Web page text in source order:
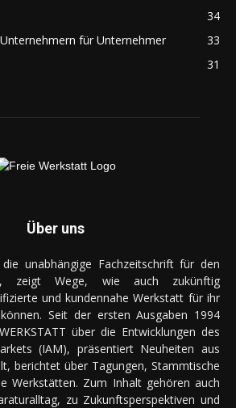
34
für Unternehmer
33
31
Über uns
die unabhängige Fachzeitschrift für den
zeigt Wege, wie auch zukünftig
und kundennahe Werkstatt für ihr
Seit der ersten Ausgaben 1994
über die Entwicklungen des
(IAM), präsentiert Neuheiten aus
berichtet über Tagungen, Stammtische
Werkstätten. Zum Inhalt gehören auch
zu Zukunftsperspektiven und